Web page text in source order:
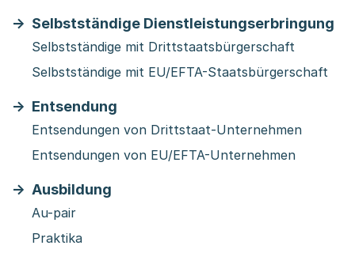
Selbstständige Dienstleistungserbringung
Selbstständige mit Drittstaatsbürgerschaft
Selbstständige mit EU/EFTA-Staatsbürgerschaft
Entsendung
Entsendungen von Drittstaat-Unternehmen
Entsendungen von EU/EFTA-Unternehmen
Ausbildung
Au-pair
Praktika